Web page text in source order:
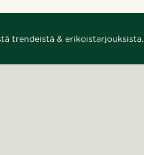
trendeistä & erikoistarjouksista.